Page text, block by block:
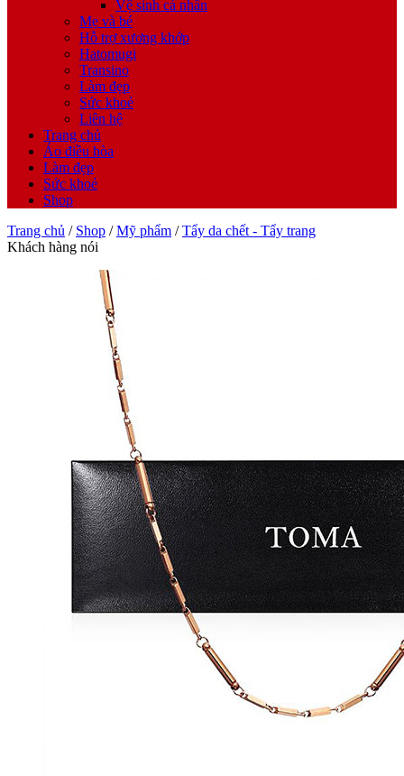
Vệ sinh cá nhân
Mẹ và bé
Hỗ trợ xương khớp
Hatomugi
Transino
Làm đẹp
Sức khoẻ
Liên hệ
Trang chủ
Áo điều hòa
Làm đẹp
Sức khoẻ
Shop
Trang chủ / Shop / Mỹ phẩm / Tẩy da chết - Tẩy trang
Khách hàng nói